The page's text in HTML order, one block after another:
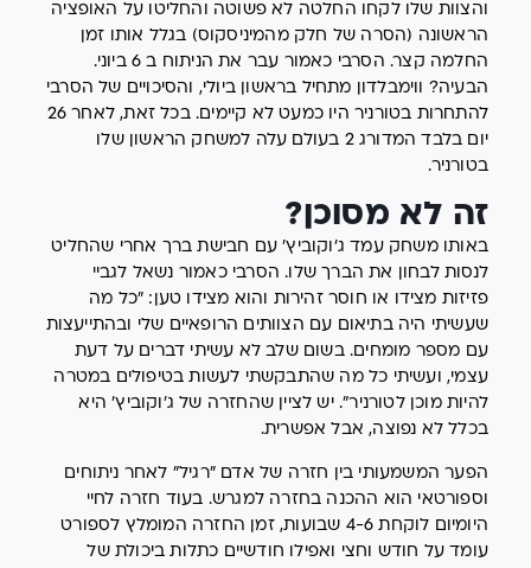
והצוות שלו לקחו החלטה לא פשוטה והחליטו על האופציה
הראשונה (הסרה של חלק מהמיניסקוס) בגלל אותו זמן
החלמה קצר. הסרבי כאמור עבר את הניתוח ב 6 ביוני.
הבעיה? ווימבלדון מתחיל בראשון ביולי, והסיכויים של הסרבי
להתחרות בטורניר היו כמעט לא קיימים. בכל זאת, לאחר 26
יום בלבד המדורג 2 בעולם עלה למשחק הראשון שלו
בטורניר.
זה לא מסוכן?
באותו משחק עמד ג'וקוביץ' עם חבישת ברך אחרי שהחליט
לנסות לבחון את הברך שלו. הסרבי כאמור נשאל לגביי
פזיזות מצידו או חוסר זהירות והוא מצידו טען: "כל מה
שעשיתי היה בתיאום עם הצוותים הרופאיים שלי ובהתייעצות
עם מספר מומחים. בשום שלב לא עשיתי דברים על דעת
עצמי, ועשיתי כל מה שהתבקשתי לעשות בטיפולים במטרה
להיות מוכן לטורניר". יש לציין שהחזרה של ג'וקוביץ' היא
בכלל לא נפוצה, אבל אפשרית.
הפער המשמעותי בין חזרה של אדם "רגיל" לאחר ניתוחים
וספורטאי הוא ההכנה בחזרה למגרש. בעוד חזרה לחיי
היומיום לוקחת 4-6 שבועות, זמן החזרה המומלץ לספורט
עומד על חודש וחצי ואפילו חודשיים כתלות ביכולת של